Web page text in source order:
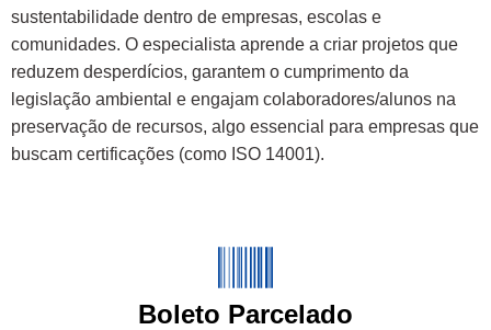
sustentabilidade dentro de empresas, escolas e
comunidades. O especialista aprende a criar projetos que
reduzem desperdícios, garantem o cumprimento da
legislação ambiental e engajam colaboradores/alunos na
preservação de recursos, algo essencial para empresas que
buscam certificações (como ISO 14001).
Boleto Parcelado